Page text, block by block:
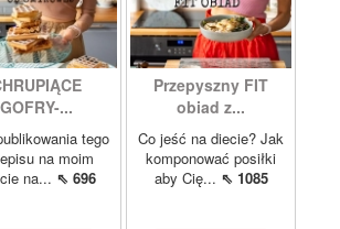
GOFRY-...
tego
na moim
na... ⇖ 696
Przepyszny FIT
obiad z...
Co jeść na diecie? Jak
komponować posiłki
aby Cię... ⇖ 1085